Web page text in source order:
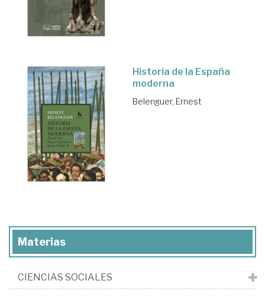
Historia de la España
moderna
Belenguer, Ernest
Materias
CIENCIAS SOCIALES